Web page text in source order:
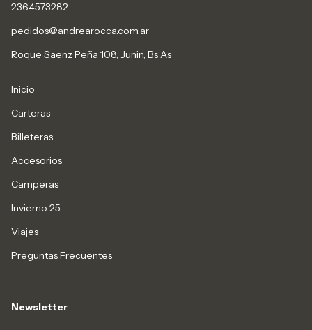
2364573282
pedidos@andrearocca.com.ar
Roque Saenz Peña 108, Junin, Bs As
Inicio
Carteras
Billeteras
Accesorios
Camperas
Invierno 25
Viajes
Preguntas Frecuentes
Newsletter